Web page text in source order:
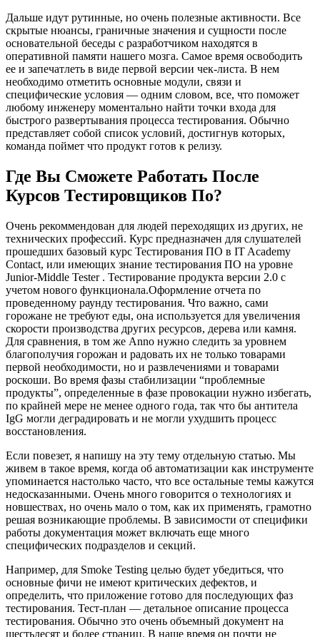
Дальше идут рутинные, но очень полезные активности. Все
скрытые нюансы, граничные значения и сущности после
основательной беседы с разработчиком находятся в
оперативной памяти нашего мозга. Самое время освободить
ее и запечатлеть в виде первой версии чек-листа. В нем
необходимо отметить основные модули, связи и
специфические условия — одним словом, все, что поможет
любому инженеру моментально найти точки входа для
быстрого развертывания процесса тестирования. Обычно
представляет собой список условий, достигнув которых,
команда поймет что продукт готов к релизу.
Где Вы Сможете Работать После
Курсов Тестировщиков По?
Очень рекоммендован для людей переходящих из других, не
технических профессий. Курс предназначен для слушателей
прошедших базовый курс Тестирования ПО в IT Academy
Contact, или имеющих знание тестирования ПО на уровне
Junior-Middle Tester . Тестирование продукта версии 2.0 с
учетом нового функционала.Оформление отчета по
проведенному раунду тестирования. Что важно, сами
горожане не требуют еды, она используется для увеличения
скорости производства других ресурсов, дерева или камня.
Для сравнения, в том же Anno нужно следить за уровнем
благополучия горожан и радовать их не только товарами
первой необходимости, но и развлечениями и товарами
роскоши. Во время фазы стабилизации “проблемные
продукты”, определенные в фазе провокации нужно избегать,
по крайней мере не менее одного года, так что бы антитела
IgG могли деградировать и не могли ухудшить процесс
восстановления.
Если повезет, я напишу на эту тему отдельную статью. Мы
живем в такое время, когда об автоматизации как инструменте
упоминается настолько часто, что все остальные темы кажутся
недосказанными. Очень много говорится о технологиях и
новшествах, но очень мало о том, как их применять, грамотно
решая возникающие проблемы. В зависимости от специфики
работы документация может включать еще много
специфических подразделов и секций.
Например, для Smoke Testing целью будет убедиться, что
основные фичи не имеют критических дефектов, и
определить, что приложение готово для последующих фаз
тестирования. Тест-план — детальное описание процесса
тестирования. Обычно это очень объемный документ на
шестьдесят и более страниц. В наше время он почти не